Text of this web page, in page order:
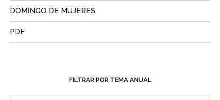
DOMINGO DE MUJERES
PDF
FILTRAR POR TEMA ANUAL